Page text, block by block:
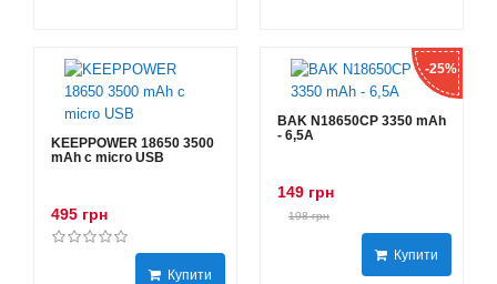
KEEPPOWER 18650 3500
mAh с micro USB
495 грн
Купити
-25%
BAK N18650CP 3350 mAh
- 6,5А
149 грн
198 грн
Купити